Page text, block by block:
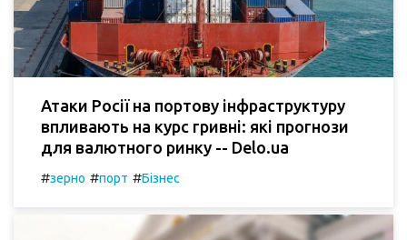
Атаки Росії на портову інфраструктуру
впливають на курс гривні: які прогнози
для валютного ринку -- Delo.ua
#зерно #порт #Бізнес